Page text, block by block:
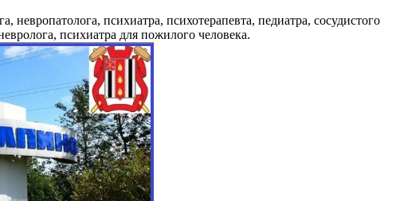
психиатра, психотерапевта, педиатра, сосудистого
психиатра для пожилого человека.